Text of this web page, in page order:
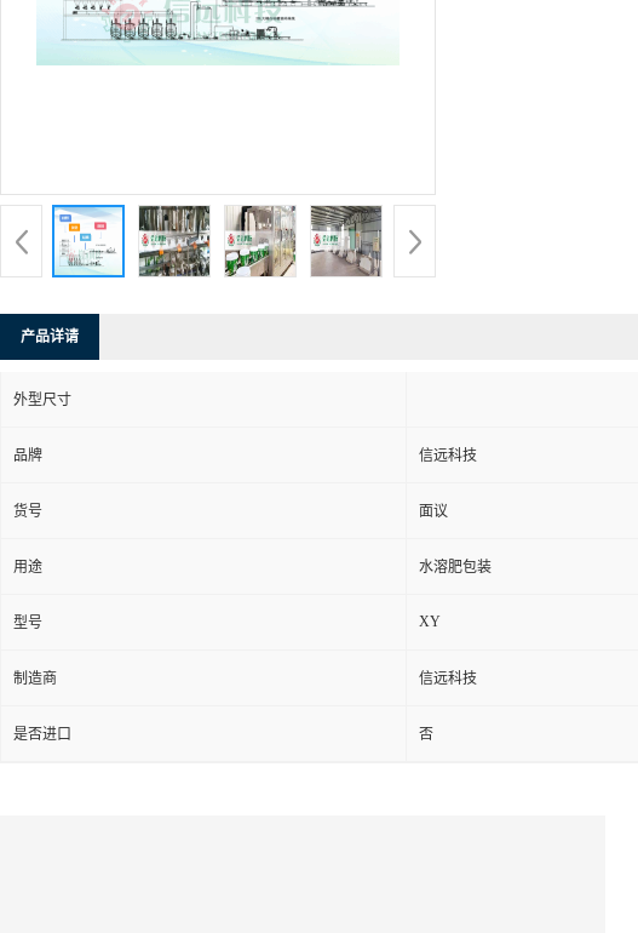
产品详请
外型尺寸
品牌 信远科技
货号 面议
用途 水溶肥包装
型号 XY
制造商 信远科技
是否进口 否